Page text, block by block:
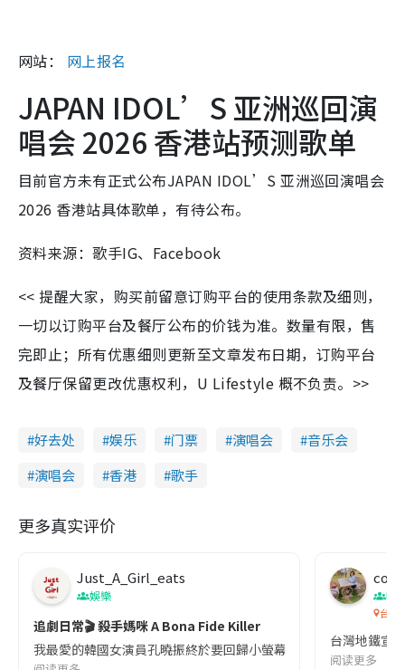
网站： 网上报名
JAPAN IDOL’S 亚洲巡回演
唱会 2026 香港站预测歌单
目前官方未有正式公布JAPAN IDOL’S 亚洲巡回演唱会
2026 香港站具体歌单，有待公布。
资料来源：歌手IG、Facebook
<< 提醒大家，购买前留意订购平台的使用条款及细则，
一切以订购平台及餐厅公布的价钱为准。数量有限，售
完即止；所有优惠细则更新至文章发布日期，订购平台
及餐厅保留更改优惠权利，U Lifestyle 概不负责。>>
好去处 娱乐 门票 演唱会
音乐会
演唱会
香港 歌手
更多真实评价
Just_A_Girl_eats
娛樂
追劇日常🎬 殺手媽咪 A Bona Fide Killer
我最愛的韓國女演員孔曉振終於要回歸小螢幕啦!這次的劇本改編
co
吹
台灣
台灣地鐵宣
阅读更多